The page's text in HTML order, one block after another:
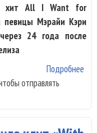
хит All I Want for
певицы Мэрайи Кэри
24 года после
Подробнее
отправлять